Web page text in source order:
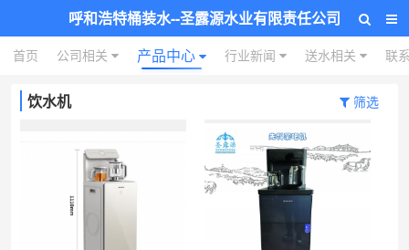
呼和浩特桶装水--圣露源水业有限责任公司
首页 公司相关 产品中心 行业新闻 送水相关 联
饮水机 筛选